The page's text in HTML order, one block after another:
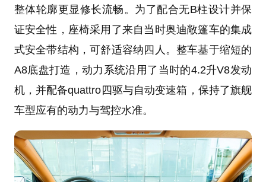
整体轮廓更显修长流畅。为了配合无B柱设计并保
证安全性，座椅采用了来自当时奥迪敞篷车的集成
式安全带结构，可舒适容纳四人。整车基于缩短的
A8底盘打造，动力系统沿用了当时的4.2升V8发动
机，并配备quattro四驱与自动变速箱，保持了旗舰
车型应有的动力与驾控水准。